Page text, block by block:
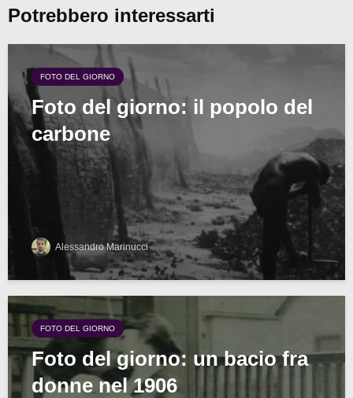
Potrebbero interessarti
FOTO DEL GIORNO
Foto del giorno: il popolo del
carbone
Alessandro Marinucci
FOTO DEL GIORNO
Foto del giorno: un bacio fra
donne nel 1906